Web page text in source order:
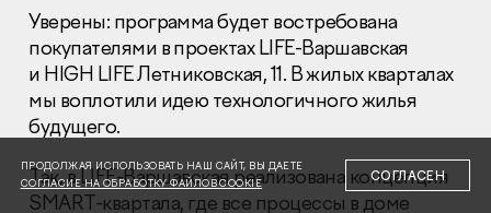
+7 (495) 502 95 59
Отдел продаж
+7 (495) 641-35-35
Заказать звонок
© 2001-2026 Компания «Пионер»
Уверены: программа будет востребована
покупателями в проектах LIFE-Варшавская
и HIGH LIFE Летниковская, 11. В жилых кварталах
мы воплотили идею технологичного жилья
будущего.
Так, в LIFE-Варшавская реализована концепция
SMART-квартала, где все процессы в доме
ПРОДОЛЖАЯ ИСПОЛЬЗОВАТЬ НАШ САЙТ, ВЫ ДАЕТЕ
СОГЛАСИЕ НА ОБРАБОТКУ ФАЙЛОВ COOKIE
СОГЛАСЕН